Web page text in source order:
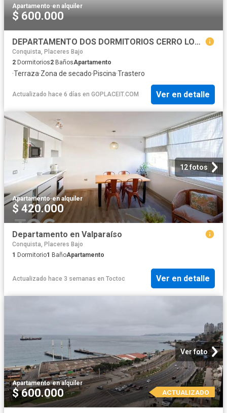
Apartamento·en alquiler
$ 600.000
DEPARTAMENTO DOS DORMITORIOS CERRO LOS PLACERES
Conquista, Placeres Bajo
2 Dormitorios2 BañosApartamento
·Terraza·Zona de secado·Piscina·Trastero
Actualizado hace 6 días en GOPLACEIT.COM Ver en detalle
12 fotos
Apartamento·en alquiler
$ 420.000
Departamento en Valparaíso
Conquista, Placeres Bajo
1 Dormitorio1 BañoApartamento
Actualizado hace 3 semanas en Toctoc Ver en detalle
Ver foto
Apartamento·en alquiler
$ 600.000 ACTUALIZADO